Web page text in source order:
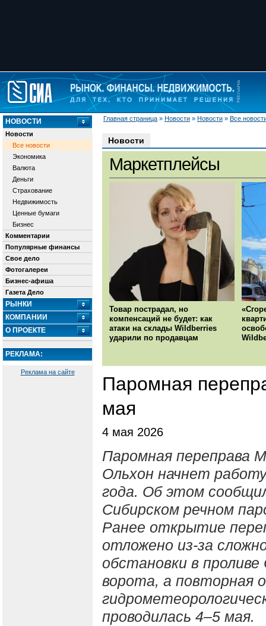
Главная страница » Новости » Новости » Все
НОВОСТИ
Новости
Все новости
Экономика
Валюта
Деньги
Страхование
Недвижимость
Ценные бумаги
Бизнес
Комментарии
Популярные финансы
Свое дело
Фотогалереи
Бизнес-афиша
Газета Дело
РЫНКИ
КОМПАНИИ
О ПРОЕКТЕ
РЕКЛАМА:
Реклама на сайте
Новости
Маркетплейсы
Товар пострадал, но
компенсаций не будет: как
атаки на склады Wildberries
ударили по продавцам
Паромная
мая
4 мая 2026
Паромная переправа
Ольхон начнет
года. Об этом
Сибирском речном
Ранее открытие
отложено из-за
обстановки в проливе
ворота, а повторная
проводилась 4–5 мая.